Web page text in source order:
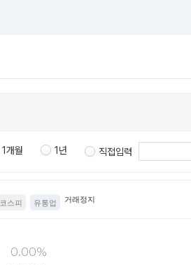
1개월 1년 직접입력
코스피 유통업 거래정지
0.00%